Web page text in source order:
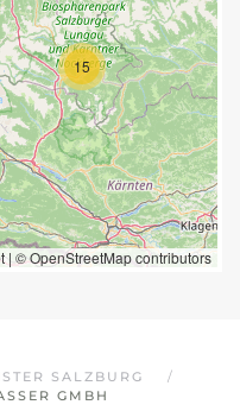
15
| ©OpenStreetMapcontributors
SALZBURG
GMBH